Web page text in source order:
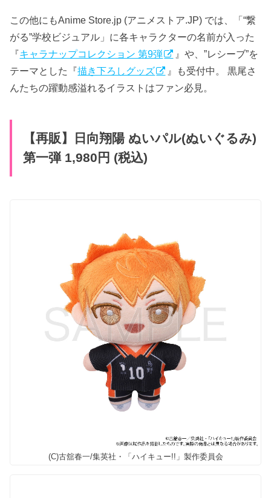
この他にもAnime Store.jp (アニメストア.JP) では、「“繋
がる”学校ビジュアル」に各キャラクターの名前が入った
『キャラナップコレクション 第9弾
』や、”レシーブ”を
テーマとした『描き下ろしグッズ
』も受付中。 黒尾さ
んたちの躍動感溢れるイラストはファン必見。
【再販】​日向翔陽 ぬいパル(ぬいぐる​み)
第一弾 1,980円 (税込)
(C)古舘春一/集英社・「ハイキュー!!」製作委員会